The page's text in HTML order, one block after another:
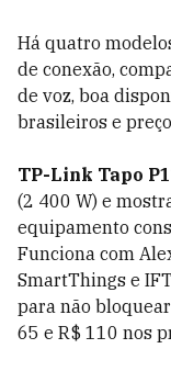
Há quatro
de conexão,
de voz, boa
brasileiros e
TP-Link Tapo
(2 400 W) e
equipamento
Funciona com
SmartThings e
para não
65 e R$ 110 nos